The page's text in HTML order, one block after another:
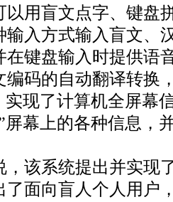
以用盲文点字、键盘
输入方式输入盲文、
在键盘输入时提供语
编码的自动翻译转换
实现了计算机全屏幕
屏幕上的各种信息，
该系统提出并实现
了面向盲人个人用户